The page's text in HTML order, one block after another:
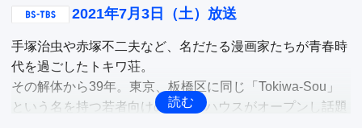
触れられる機会の場があります。それが「まちなか休憩
所、八王子宿」。八王子芸妓と出会えるスポットです。神
下リポーターが普段では見られない芸者さんたちとの交流
を楽しみます。
れるイベントを荒井リポーターが深掘り。
続いて、東京渋谷区にあるインテリアとして仏像を制作・
販売する会社イスムを紹介。独自の技術力と表現力で甦る
美しい仏像たちを再現しています。そこで、仏像大好きの
森リポーターが会社にお邪魔して数々のインテリア仏像を
2021年7月3日（土）放送
手塚治虫や赤塚不二夫など、名だたる漫画家たちが青春時
代を過ごしたトキワ荘。
その解体から39年。東京、板橋区に同じ「Tokiwa-Sou」
という名を持つ若者向けのシェアハウスがオープンし話題